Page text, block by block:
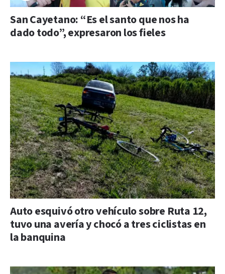
San Cayetano: “Es el santo que nos ha
dado todo”, expresaron los fieles
Auto esquivó otro vehículo sobre Ruta 12,
tuvo una avería y chocó a tres ciclistas en
la banquina